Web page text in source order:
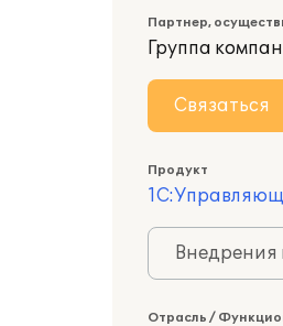
Партнер,
Группа
Связаться
Продукт
Внедрения
Отрасль /